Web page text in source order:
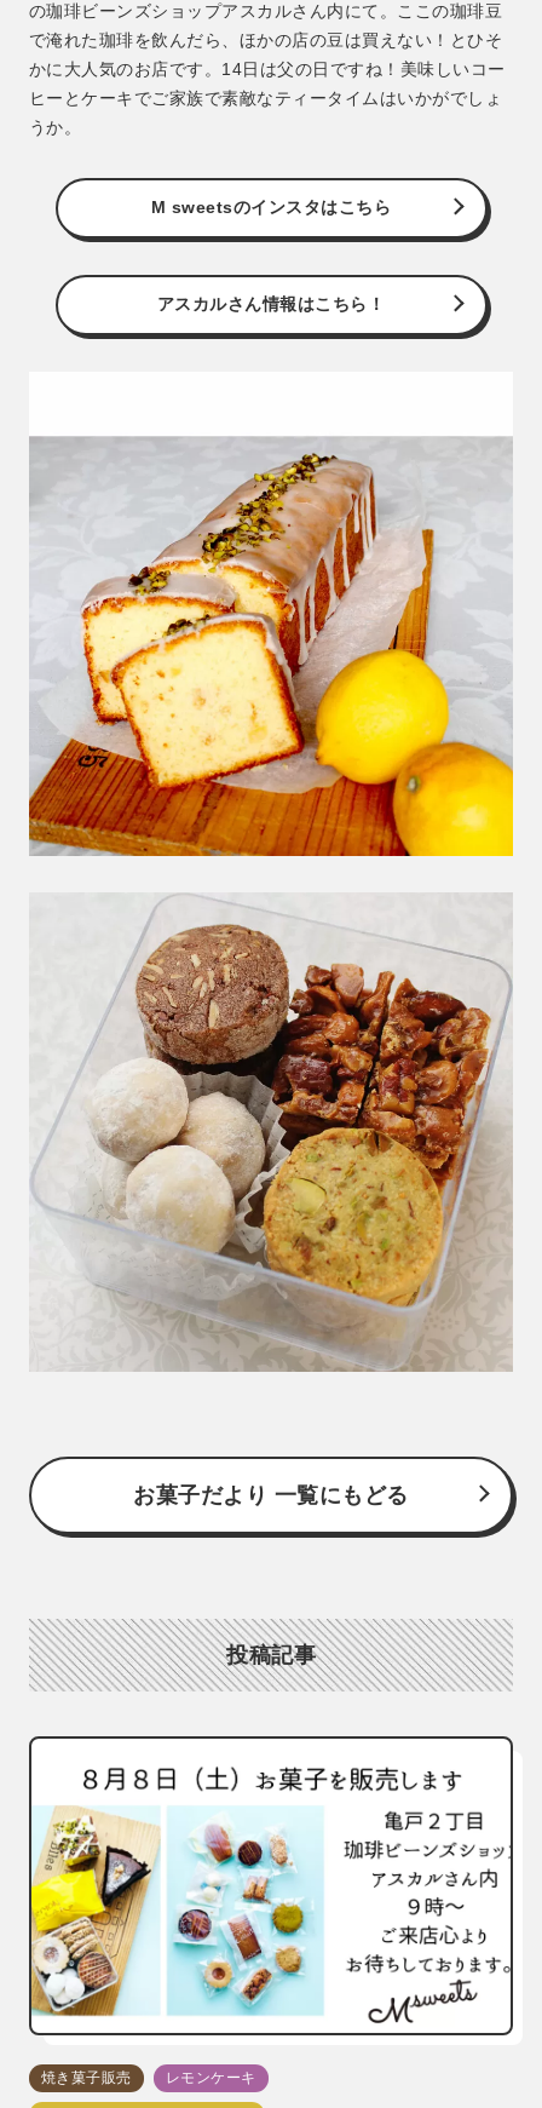
の珈琲ビーンズショップアスカルさん内にて。ここの珈琲豆
で淹れた珈琲を飲んだら、ほかの店の豆は買えない！とひそ
かに大人気のお店です。14日は父の日ですね！美味しいコー
ヒーとケーキでご家族で素敵なティータイムはいかがでしょ
うか。
M sweetsのインスタはこちら
アスカルさん情報はこちら！
お菓子だより 一覧にもどる
投稿記事
焼き菓子販売 レモンケーキ